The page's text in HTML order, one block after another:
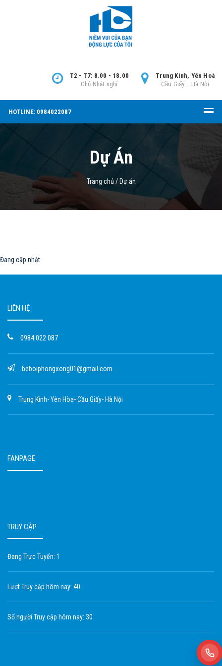
Trung Kính, Yên Hoà
Cầu Giấy – Hà Nội
T2 - T7: 8.00 - 18.00
Chủ Nhật nghỉ
HOTLINE: 0984022087
Dự Án
Trang chủ / Dự án
Đang cập nhật
LIÊN HỆ
0984.022.087
beboiphongxong01@gmail.com
Trung Kính- Yên Hòa- Cầu Giấy- Hà Nội
FANPAGE
TRUY CẬP
Đang Trực Tuyến: 1
Lượt Truy cập hôm nay: 40
Số người Truy cập hôm nay: 30